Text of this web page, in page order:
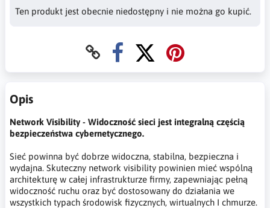
Ten produkt jest obecnie niedostępny i nie można go kupić.
Opis
Network Visibility - Widoczność sieci jest integralną częścią
bezpieczeństwa cybernetycznego.
Sieć powinna być dobrze widoczna, stabilna, bezpieczna i
wydajna. Skuteczny network visibility powinien mieć wspólną
architekturę w całej infrastrukturze firmy, zapewniając pełną
widoczność ruchu oraz być dostosowany do działania we
wszystkich typach środowisk fizycznych, wirtualnych I chmurze.